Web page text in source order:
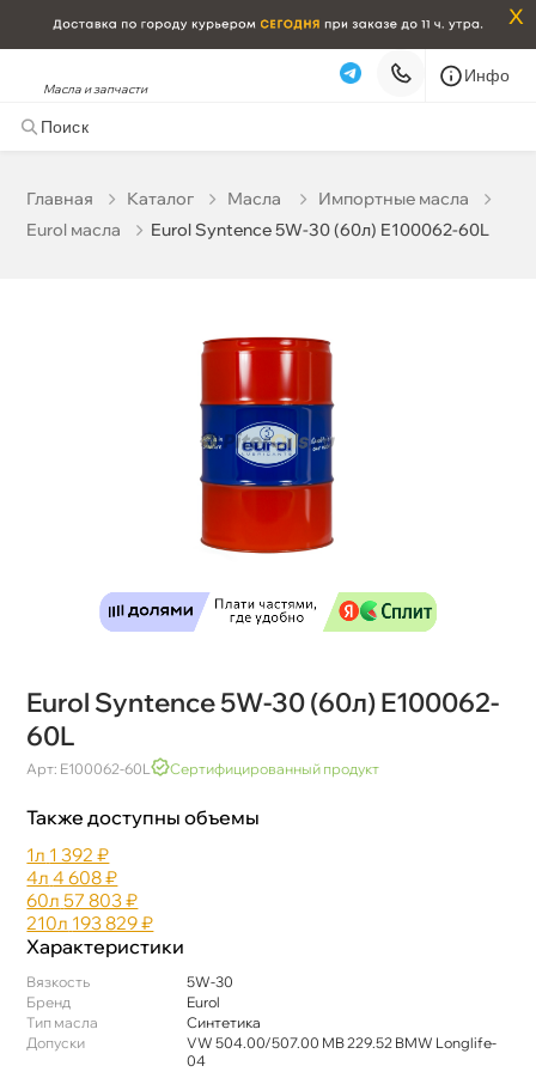
x
Масла и запчасти
Инфо
Главная Катало Масла
Импортные масла
Eurol масла
Eurol Syntence 5W-30 (60л) E100062-60L
Eurol Syntence 5W-30 (60л) E100062-
60L
Арт: E100062-60L Сертифицированный продукт
Также доступны объемы
1л 1 392 ₽
4л 4 608 ₽
60л 57 803 ₽
210л 193 829 ₽
Характеристики
язкость
5W-30
Бренд
Eurol
Тип масла
Синтетика
Допуски
VW 504.00/507.00 MB 229.52 BMW Longlife-
04